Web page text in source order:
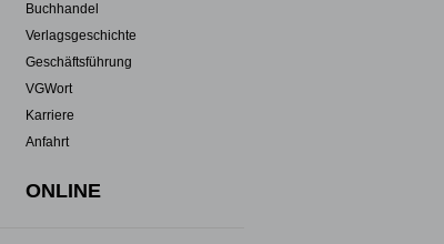
Buchhandel
Verlagsgeschichte
Geschäftsführung
VGWort
Karriere
Anfahrt
ONLINE